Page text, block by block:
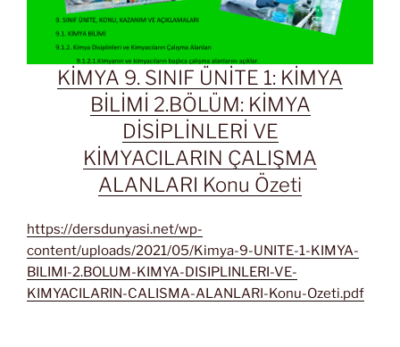
KİMYA 9. SINIF ÜNİTE 1: KİMYA
BİLİMİ 2.BÖLÜM: KİMYA
DİSİPLİNLERİ VE
KİMYACILARIN ÇALIŞMA
ALANLARI Konu Özeti
https://dersdunyasi.net/wp-
content/uploads/2021/05/Kimya-9-UNITE-1-KIMYA-
BILIMI-2.BOLUM-KIMYA-DISIPLINLERI-VE-
KIMYACILARIN-CALISMA-ALANLARI-Konu-Ozeti.pdf